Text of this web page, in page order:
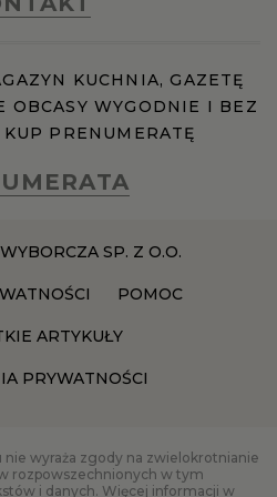
TORUŃ
KUCHNIA, GAZETĘ
OBCASY WYGODNIE I BEZ
PRENUMERATĘ
SP. Z O.O.
POMOC
ARTYKUŁY
PRYWATNOŚCI
nie wyraża zgody na zwielokrotnianie
rozpowszechnionych w tym
i danych. Więcej informacji w